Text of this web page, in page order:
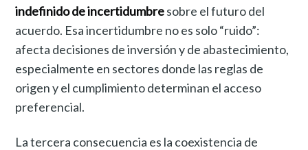
indefinido de incertidumbresobre el futuro del
acuerdo. Esa incertidumbre no es solo “ruido”:
afecta decisiones de inversión y de abastecimiento,
especialmente en sectores donde las reglas de
origen y el cumplimiento determinan el acceso
preferencial.
La tercera consecuencia es la coexistencia de